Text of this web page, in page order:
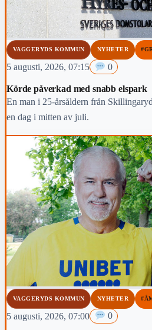
VAGGERYDS KOMMUN NYHETER
5 augusti, 2026, 07:15 0
Körde påverkad med snabb elspark
En man i 25-årsåldern från
en dag i mitten av juli.
VAGGERYDS KOMMUN NYHETER
5 augusti, 2026, 07:00 0